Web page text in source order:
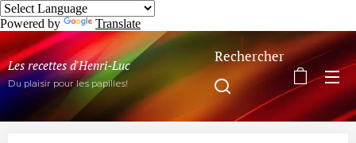
Powered by Translate
Les recettes d'Henri-Luc
Du plaisir pour les papilles!
Rechercher